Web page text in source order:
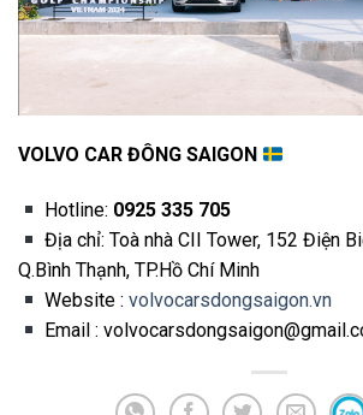
VOLVO CAR ĐÔNG SAIGON
Hotline: 0925 335 705
Địa chỉ: Toà nhà CII Tower, 152 Điện
Q.Bình Thạnh, TP.Hồ Chí Minh
Website :volvocarsdongsaigon.vn
Email :